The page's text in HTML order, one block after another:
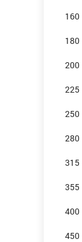
160
180
200
225
250
280
315
355
400
450